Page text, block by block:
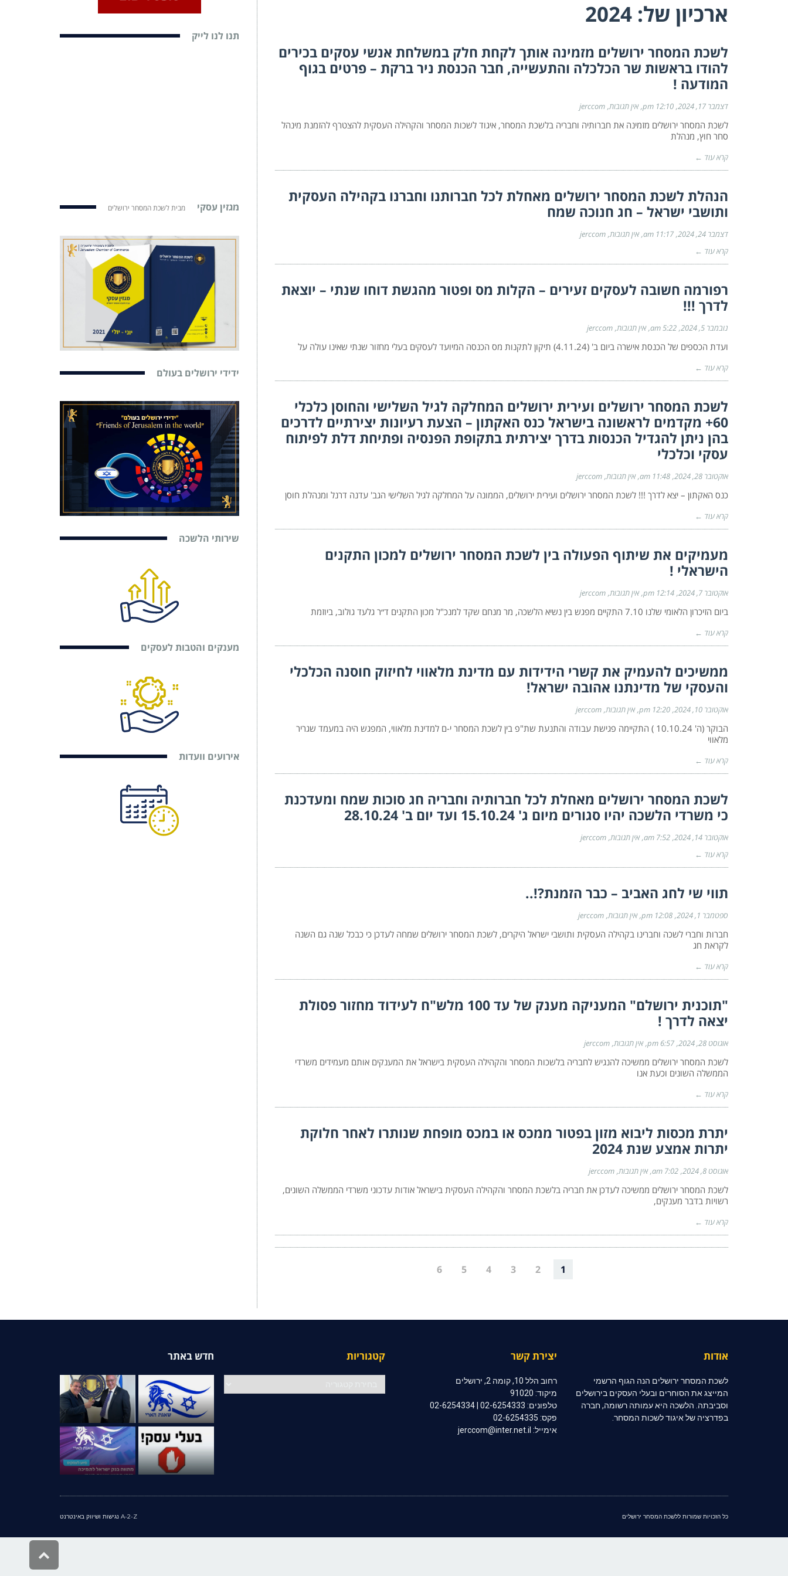
ארכיון של: 2024
לשכת המסחר ירושלים מזמינה אותך לקחת חלק במשלחת אנשי עסקים בכירים
להודו בראשות שר הכלכלה והתעשייה, חבר הכנסת ניר ברקת – פרטים בגוף
המודעה !
דצמבר 17, 2024 12:10 pm אין תגובות jerccom
לשכת המסחר ירושלים מזמינה את חברותיה וחבריה בלשכת המסחר, איגוד לשכות המסחר והקהילה העסקית להצטרף להזמנת מינהל
סחר חוץ, מנהלת
קרא עוד ←
הנהלת לשכת המסחר ירושלים מאחלת לכל חברותנו וחברנו בקהילה העסקית
ותושבי ישראל – חג חנוכה שמח
דצמבר 24, 2024 11:17 am אין תגובות jerccom
קרא עוד ←
רפורמה חשובה לעסקים זעירים – הקלות מס ופטור מהגשת דוחו שנתי – יוצאת
לדרך !!!
נובמבר 5, 2024 5:22 am אין תגובות jerccom
ועדת הכספים של הכנסת אישרה ביום ב' (4.11.24) תיקון לתקנות מס הכנסה המיועד לעסקים בעלי מחזור שנתי שאינו עולה על
קרא עוד ←
לשכת המסחר ירושלים ועירית ירושלים המחלקה לגיל השלישי והחוסן כלכלי
60+ מקדמים לראשונה בישראל כנס האקתון – הצעת רעיונות יצירתיים לדרכים
בהן ניתן להגדיל הכנסות בדרך יצירתית בתקופת הפנסיה ופתיחת דלת לפיתוח
עסקי וכלכלי
אוקטובר 28, 2024 11:48 am אין תגובות jerccom
כנס האקתון – יצא לדרך !!! לשכת המסחר ירושלים ועירית ירושלים, הממונה על המחלקה לגיל השלישי הגב' עדנה דרנל ומנהלת חוסן
קרא עוד ←
מעמיקים את שיתוף הפעולה בין לשכת המסחר ירושלים למכון התקנים
הישראלי !
אוקטובר 7, 2024 12:14 pm אין תגובות jerccom
ביום הזיכרון הלאומי שלנו 7.10 התקיים מפגש בין נשיא הלשכה, מר מנחם שקד למנכ"ל מכון התקנים ד״ר גלעד גולוב, ביוזמת
קרא עוד ←
ממשיכים להעמיק את קשרי הידידות עם מדינת מלאווי לחיזוק חוסנה הכלכלי
והעסקי של מדינתנו אהובה ישראל!
אוקטובר 10, 2024 12:20 pm אין תגובות jerccom
הבוקר (ה' 10.10.24 ) התקיימה פגישת עבודה והתנעת שת"פ בין לשכת המסחר י-ם למדינת מלאווי, המפגש היה במעמד שגריר
מלאווי
קרא עוד ←
לשכת המסחר ירושלים מאחלת לכל חברותיה וחבריה חג סוכות שמח ומעדכנת
כי משרדי הלשכה יהיו סגורים מיום ג' 15.10.24 ועד יום ב' 28.10.24
אוקטובר 14, 2024 7:52 am אין תגובות jerccom
קרא עוד ←
תווי שי לחג האביב – כבר הזמנת?!..
ספטמבר 1, 2024 12:08 pm אין תגובות jerccom
חברות וחברי לשכה וחברינו בקהילה העסקית ותושבי ישראל היקרים, לשכת המסחר ירושלים שמחה לעדכן כי כבכל שנה גם השנה
לקראת חג
קרא עוד ←
"תוכנית ירושלם" המעניקה מענק של עד 100 מלש"ח לעידוד מחזור פסולת
יצאה לדרך !
אוגוסט 28, 2024 6:57 pm אין תגובות jerccom
לשכת המסחר ירושלים ממשיכה להנגיש לחבריה בלשכות המסחר והקהילה העסקית בישראל את המענקים אותם מעמידים משרדי
הממשלה השונים וכעת אנו
קרא עוד ←
יתרת מכסות ליבוא מזון בפטור ממכס או במכס מופחת שנותרו לאחר חלוקת
יתרות אמצע שנת 2024
אוגוסט 8, 2024 7:02 am אין תגובות jerccom
לשכת המסחר ירושלים ממשיכה לעדכן את חבריה בלשכת המסחר והקהילה העסקית בישראל אודות עדכוני משרדי הממשלה השונים,
רשויות בדבר מענקים,
קרא עוד ←
1
2
3
4
5
6
תנו לנו לייק
מגזין עסקי מבית לשכת המסחר ירושלים
ידידי ירושלים בעולם
שירותי הלשכה
מענקים והטבות לעסקים
אירועים וועדות
אודות
לשכת המסחר ירושלים הנה הגוף הרשמי
המייצג את הסוחרים ובעלי העסקים בירושלים
וסביבתה. הלשכה היא עמותה רשומה, חברה
בפדרציה של איגוד לשכות המסחר.
יצירת קשר
רחוב הלל 10, קומה 2, ירושלים
מיקוד: 91020
טלפונים: 02-6254333 | 02-6254334
פקס: 02-6254335
אימייל: jerccom@inter.net.il
קטגוריות חדש באתר
A-2-Z נגישות ושיווק באינטרנט כל הזכויות שמורות ללשכת המסחר ירושלים
גלילה
לראש